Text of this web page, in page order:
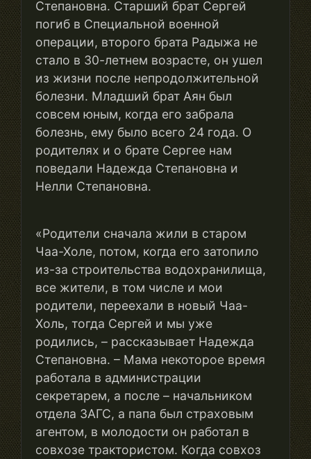
Степановна. Старший брат Сергей
погиб в Специальной военной
операции, второго брата Радыжа не
стало в 30-летнем возрасте, он ушел
из жизни после непродолжительной
болезни. Младший брат Аян был
совсем юным, когда его забрала
болезнь, ему было всего 24 года. О
родителях и о брате Сергее нам
поведали Надежда Степановна и
Нелли Степановна.
«Родители сначала жили в старом
Чаа-Холе, потом, когда его затопило
из-за строительства водохранилища,
все жители, в том числе и мои
родители, переехали в новый Чаа-
Холь, тогда Сергей и мы уже
родились, – рассказывает Надежда
Степановна. – Мама некоторое время
работала в администрации
секретарем, а после – начальником
отдела ЗАГС, а папа был страховым
агентом, в молодости он работал в
совхозе трактористом. Когда совхоз